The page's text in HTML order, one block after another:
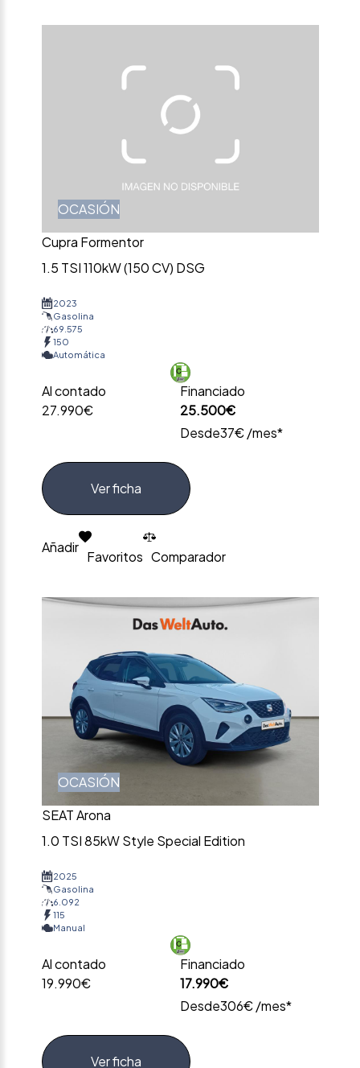
OCASIÓN
Cupra Formentor
1.5 TSI 110kW (150 CV) DSG
2023
Gasolina
69.575
150
Automática
Al contado
27.990€
Financiado
25.500€
Desde37€ /mes*
Ver ficha
Añadir
Favoritos Comparador
OCASIÓN
SEAT Arona
1.0 TSI 85kW Style Special Edition
2025
Gasolina
6.092
115
Manual
Al contado
19.990€
Financiado
17.990€
Desde306€ /mes*
Ver ficha